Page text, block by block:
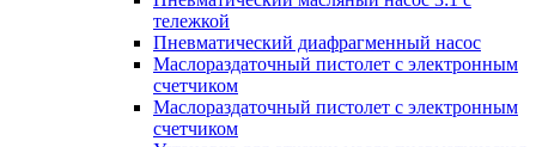
тележкой
Пневматический диафрагменный насос
Маслораздаточный пистолет с электронным
счетчиком
Маслораздаточный пистолет с электронным
счетчиком